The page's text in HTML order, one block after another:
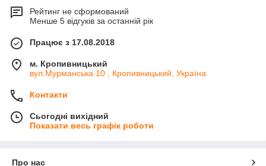
Рейтинг не сформований
Менше 5 відгуків за останній рік
Працює з 17.08.2018
м. Кропивницький
вул.Мурманська 10 , Кропивницький, Україна
Контакти
Сьогодні вихідний
Показати весь графік роботи
Про нас